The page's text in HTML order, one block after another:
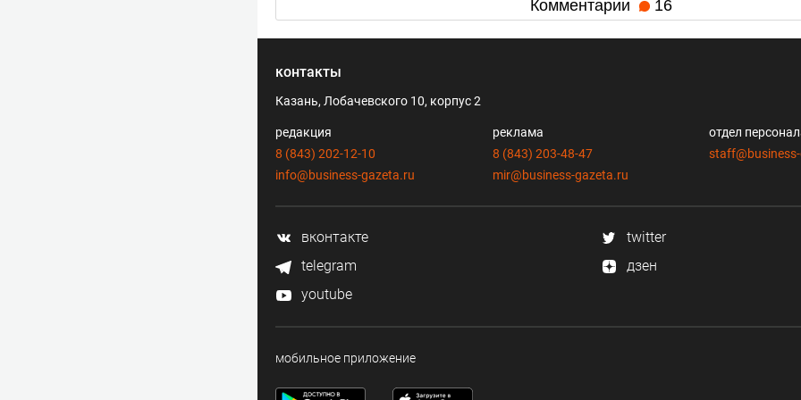
Комментарии 16
контакты
Казань, Лобачевского 10, корпус 2
редакция
8 (843) 202-12-10
info@business-gazeta.ru
реклама
8 (843) 203-48-47
mir@business-gazeta.ru
отдел
вконтакте
twitter
telegram
дзен
youtube
мобильное приложение